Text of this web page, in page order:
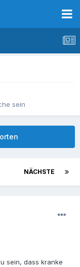
sein
NÄCHSTE
sein, dass kranke